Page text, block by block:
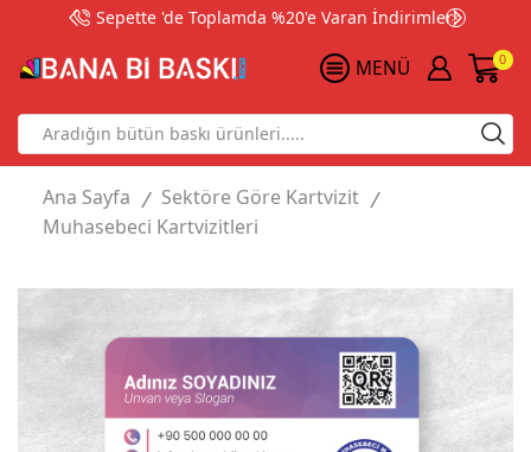
Sepette 'de Toplamda %20'e Varan İndirimler!
MENÜ 0
Search
input
Ana Sayfa / Sektöre Göre Kartvizit /
Muhasebeci Kartvizitleri